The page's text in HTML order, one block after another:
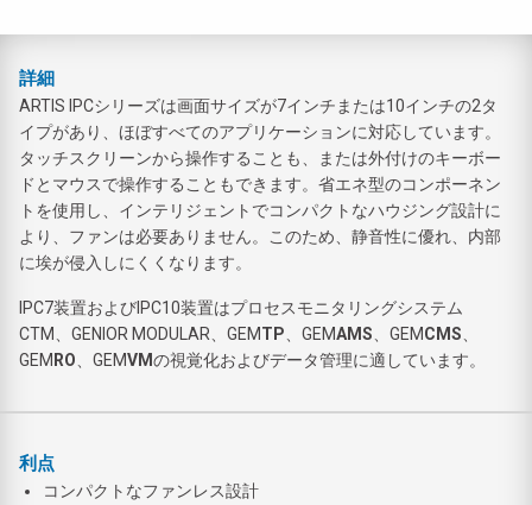
詳細
ARTIS IPCシリーズは画面サイズが7インチまたは10インチの2タ
イプがあり、ほぼすべてのアプリケーションに対応しています。
タッチスクリーンから操作することも、または外付けのキーボー
ドとマウスで操作することもできます。省エネ型のコンポーネン
トを使用し、インテリジェントでコンパクトなハウジング設計に
より、ファンは必要ありません。このため、静音性に優れ、内部
に埃が侵入しにくくなります。
IPC7装置およびIPC10装置はプロセスモニタリングシステム
CTM、GENIOR MODULAR、GEMTP 、GEMAMS 、GEMCMS
GEMRO 、GEMVMの視覚化およびデータ管理に適しています。
利点
コンパクトなファンレス設計